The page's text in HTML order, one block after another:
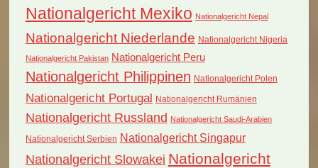
Nationalgericht Mexiko Nationalgericht Nepal
Nationalgericht Niederlande Nationalgericht Nigeria
Nationalgericht Pakistan Nationalgericht Peru
Nationalgericht Philippinen Nationalgericht Polen
Nationalgericht Portugal Nationalgericht Rumänien
Nationalgericht Russland Nationalgericht Saudi-Arabien
Nationalgericht Serbien Nationalgericht Singapur
Nationalgericht Slowakei Nationalgericht